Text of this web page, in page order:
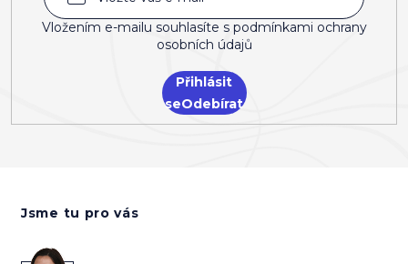
Vložením e-mailu souhlasíte s podmínkami ochrany
osobních údajů
Přihlásit
se
Jsme tu pro vás